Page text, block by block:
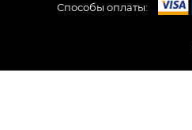
Способы оплаты: